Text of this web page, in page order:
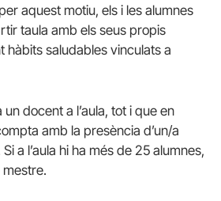
aquest motiu, els i les alumnes
taula amb els seus propis
hàbits saludables vinculats a
docent a l’aula, tot i que en
amb la presència d’un/a
a l’aula hi ha més de 25 alumnes,